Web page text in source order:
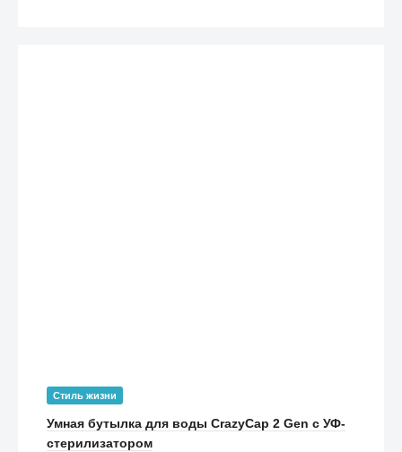
Стиль жизни
Умная бутылка для воды CrazyCap 2 Gen с УФ-
стерилизатором